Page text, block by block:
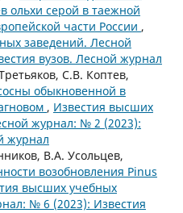
ольхи серой в таежной
части России ,
заведений. Лесной
вузов. Лесной журнал
С.В. Коптев,
обыкновенной в
, Известия высших
журнал: № 2 (2023):
журнал
В.А. Усольцев,
возобновления Pinus
высших учебных
№ 6 (2023): Известия